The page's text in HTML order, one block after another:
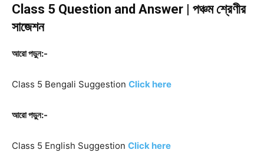
Class 5 Question and Answer | পঞ্চম শ্রেণীর
সাজেশন
আরো পড়ুন:-
Class 5 Bengali Suggestion Click here
আরো পড়ুন:-
Class 5 English Suggestion Click here